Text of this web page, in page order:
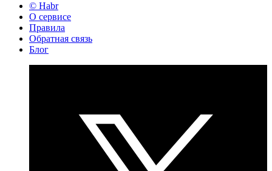
© Habr
О сервисе
Правила
Обратная связь
Блог